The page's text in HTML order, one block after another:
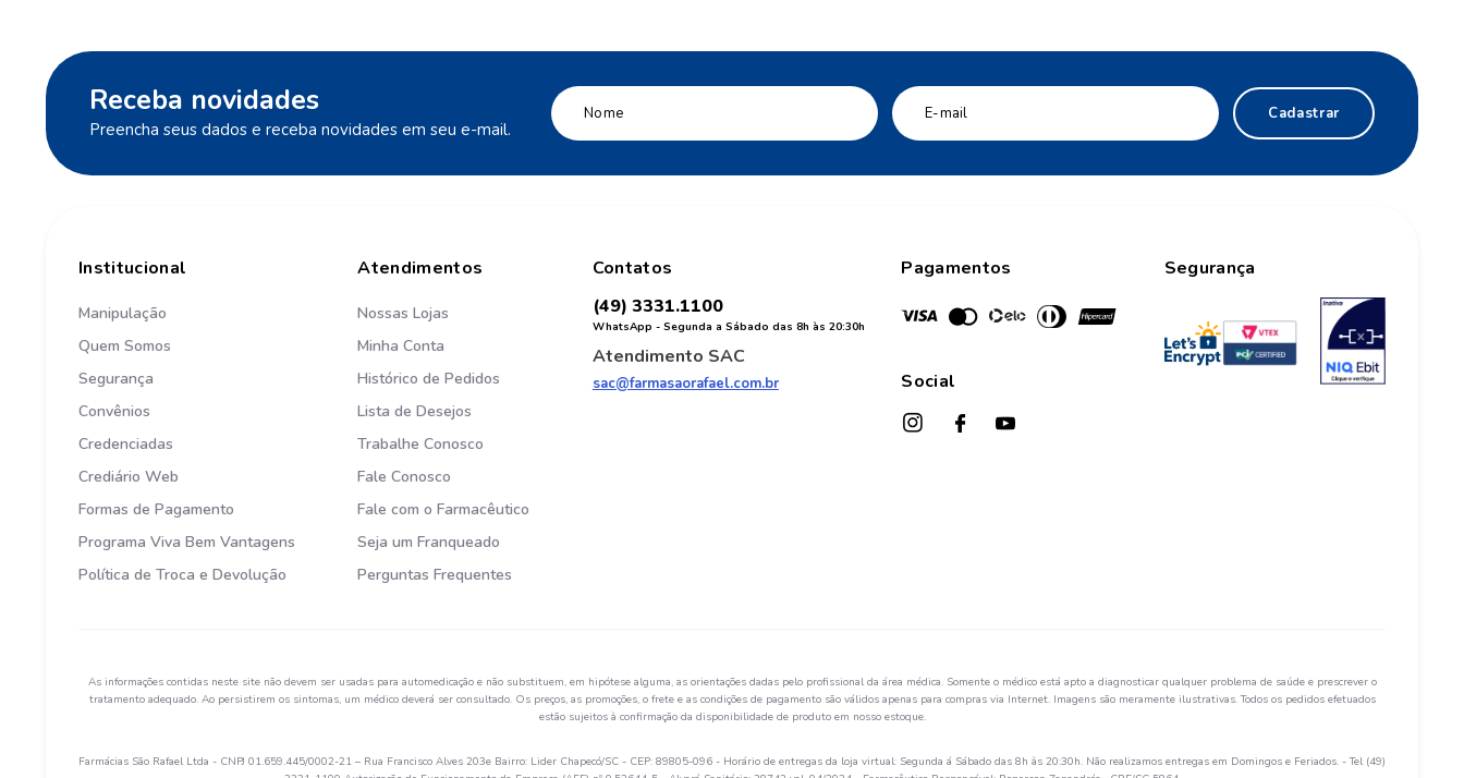
Receba novidades
Preencha seus dados e receba novidades em seu e-mail.
Cadastrar
Institucional
Manipulação
Quem Somos
Segurança
Convênios
Credenciadas
Crediário Web
Formas de Pagamento
Programa Viva Bem Vantagens
Política de Troca e Devolução
Atendimentos
Nossas Lojas
Minha Conta
Histórico de Pedidos
Lista de Desejos
Trabalhe Conosco
Fale Conosco
Fale com o Farmacêutico
Seja um Franqueado
Perguntas Frequentes
Contatos
(49) 3331.1100
WhatsApp - Segunda a Sábado das 8h às 20:30h
Atendimento SAC
sac@farmasaorafael.com.br
Pagamentos
Social
Segurança
As informações contidas neste site não devem ser usadas para automedicação e não substituem, em hipótese alguma, as orientações dadas pelo profissional da área médica. Somente o médico está apto a diagnosticar qualquer problema de saúde e prescrever o
tratamento adequado. Ao persistirem os sintomas, um médico deverá ser consultado. Os preços, as promoções, o frete e as condições de pagamento são válidos apenas para compras via Internet. Imagens são meramente ilustrativas. Todos os pedidos efetuados
estão sujeitos à confirmação da disponibilidade de produto em nosso estoque.
Farmácias São Rafael Ltda - CNPJ 01.659.445/0002-21 – Rua Francisco Alves 203e Bairro: Lider Chapecó/SC - CEP: 89805-096 - Horário de entregas da loja virtual: Segunda á Sábado das 8h às 20:30h. Não realizamos entregas em Domingos e Feriados. - Tel (49)